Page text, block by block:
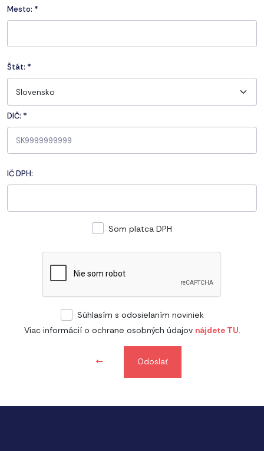
Mesto: *
Štát: *
Slovensko
DIČ: *
IČ DPH:
Som platca DPH
Súhlasím s odosielaním noviniek
Viac informácií o ochrane osobných údajov nájdete TU
Odoslať